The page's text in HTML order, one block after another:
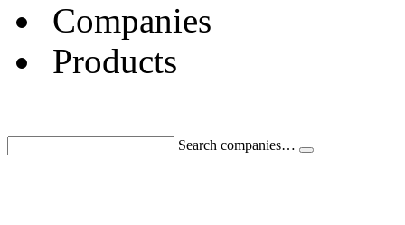
Companies
Products
Search companies…